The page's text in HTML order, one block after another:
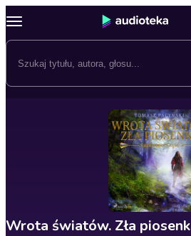
Wrota światów. Zła